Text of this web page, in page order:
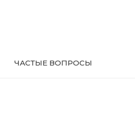
ЧАСТЫЕ ВОПРОСЫ